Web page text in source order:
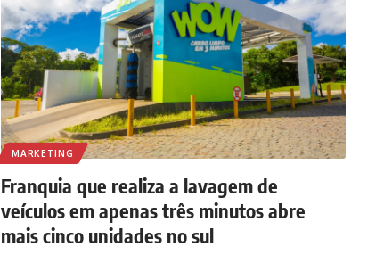
MARKETING
Franquia que realiza a lavagem de
veículos em apenas três minutos abre
mais cinco unidades no sul